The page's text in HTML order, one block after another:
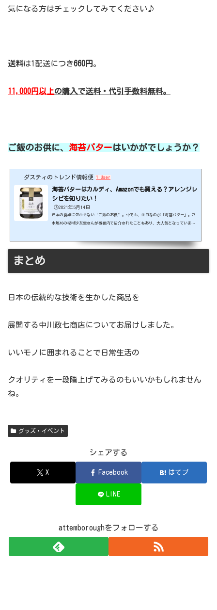
気になる方はチェックしてみてください♪
送料は1配送につき660円 。
11,000円以上の購入で送料・代引手数料無料。
ご飯のお供に、 海苔バターはいかがでしょうか？
ダスティのトレンド情報便 1 User
海苔バターはカルディ、Amazonでも買える？アレンジレ
シピを知りたい！
🕒️2021年5月14日
日本の食卓に欠かせない“ご飯のお供”。中でも、注目なのが「海苔バター」。乃
木坂46の松村沙友里さんが番組内で紹介されたこともあり、大人気となっていま
まとめ
日本の伝統的な技術を生かした商品を
展開する中川政七商店についてお届けしました。
いいモノに囲まれることで日常生活の
クオリティを一段階上げてみるのもいいかもしれません
ね。
グッズ・イベント
シェアする
X Facebook はてブ
LINE
attemboroughをフォローする